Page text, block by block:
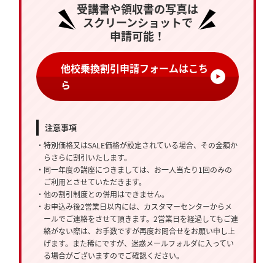
受講書や領収書の写真は
スクリーンショットで
申請可能！
他校乗換割引申請フォームはこち
ら
注意事項
・特別価格又はSALE価格が設定されている場合、その金額か
らさらに割引いたします。
・同一年度の講座につきましては、お一人当たり1回のみの
ご利用とさせていただきます。
・他の割引制度との併用はできません。
・お申込み後2営業日以内には、カスタマーセンターからメ
ールでご連絡をさせて頂きます。2営業日を経過してもご連
絡がない際は、お手数ですが再度お問合せをお願い申し上
げます。また稀にですが、迷惑メールフォルダに入ってい
る場合がございますのでご確認ください。